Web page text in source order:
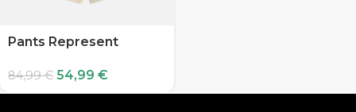
Pants Represent
84,99€ 54,99 €